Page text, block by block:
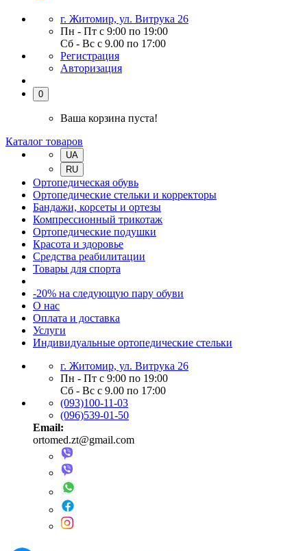
г. Житомир, ул. Витрука 26
Пн - Пт с 9:00 по 19:00
Сб - Вс с 9.00 по 17:00
Регистрация
Авторизация
0
Ваша корзина пуста!
Каталог товаров
UA
RU
Ортопедическая обувь
Ортопедические стельки и корректоры
Бандажи, корсеты и ортезы
Компрессионный трикотаж
Ортопедические подушки
Красота и здоровье
Средства реабилитации
Товары для спорта
-20% на следующую пару обуви
О нас
Оплата и доставка
Услуги
Индивидуальные ортопедические стельки
г. Житомир, ул. Витрука 26
Пн - Пт с 9:00 по 19:00
Сб - Вс с 9.00 по 17:00
(093)100-11-03
(096)539-01-50
Email:
ortomed.zt@gmail.com